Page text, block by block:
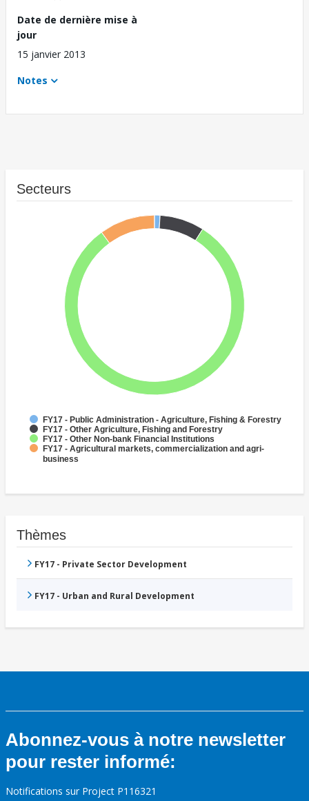
Date de dernière mise à
jour
15 janvier 2013
Notes
Secteurs
FY17 - Public Administration - Agriculture, Fishing & Forestry
FY17 - Other Agriculture, Fishing and Forestry
FY17 - Other Non-bank Financial Institutions
FY17 - Agricultural markets, commercialization and agri-
business
Thèmes
FY17 - Private Sector Development
FY17 - Urban and Rural Development
Abonnez-vous à notre newsletter
pour rester informé:
Notifications sur Project P116321